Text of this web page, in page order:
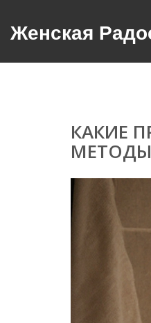
Женская
КАКИЕ